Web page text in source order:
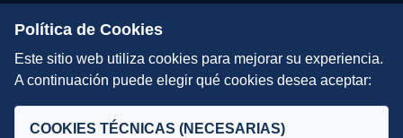
Escuelas de Triatlón
DIRECCIÓN TÉCNICA
Selecciones
Política de Cookies
Este sitio web utiliza cookies para mejorar su experiencia.
A continuación puede elegir qué cookies desea aceptar:
COOKIES TÉCNICAS (NECESARIAS)